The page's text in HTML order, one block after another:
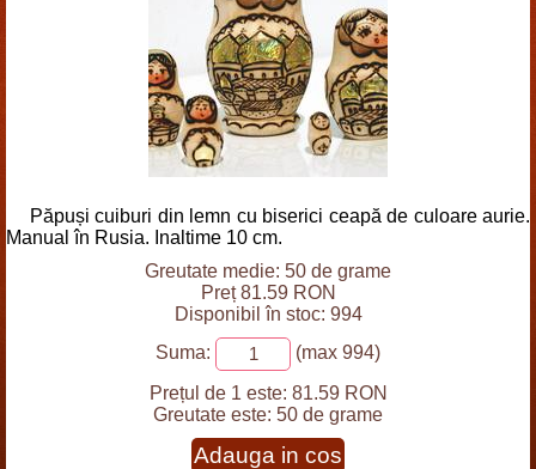
Păpuși cuiburi din lemn cu biserici ceapă de culoare aurie.
Manual în Rusia. Inaltime 10 cm.
Greutate medie: 50 de grame
Preț 81.59 RON
Disponibil în stoc: 994
Suma:
(max 994)
Prețul de 1 este: 81.59 RON
Greutate este: 50 de grame
Adauga in cos